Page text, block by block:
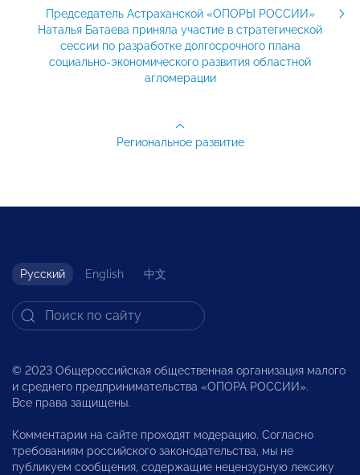
Председатель Астраханской «ОПОРЫ РОССИИ»
Наталья Батаева приняла участие в стратегической
сессии по разработке долгосрочного плана
социально-экономического развития областной
агломерации
Региональное развитие
Русский English 中文
© 2023 Общероссийская общественная организация малого
и среднего предпринимательства «ОПОРА РОССИИ».
Все права защищены.
Комментарии на сайте проходят модерацию. Согласно
требованиям российского законодательства, мы не
публикуем сообщения, содержащие нецензурную лексику